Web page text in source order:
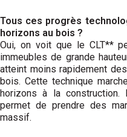
Tous ces progrès
horizons au bois ?
Oui, on voit que le CLT**
immeubles de grande
atteint moins rapidement
bois. Cette technique
horizons à la construction.
permet de prendre des
massif.